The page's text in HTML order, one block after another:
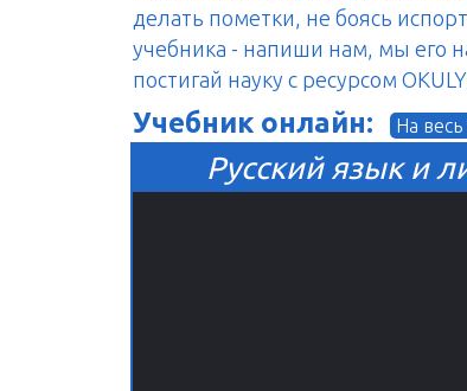
делать пометки, не боясь
учебника - напиши нам, мы его
постигай науку с ресурсом
Учебник онлайн: На
Русский язык и